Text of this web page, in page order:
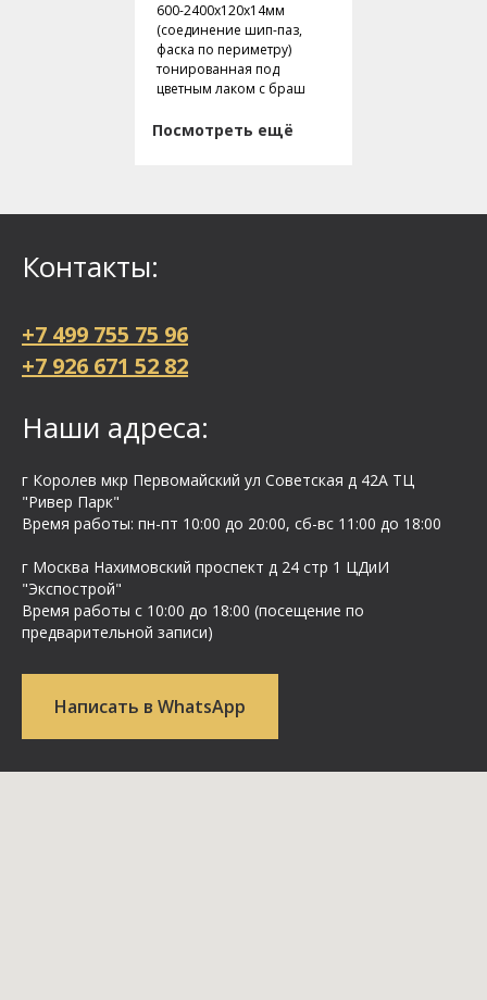
600-2400х120х14мм
(соединение шип-паз,
фаска по периметру)
тонированная под
цветным лаком с браш
Посмотреть ещё
Контакты:
+7 499 755 75 96
+7 926 671 52 82
Наши адреса:
г Королев мкр Первомайский ул Cоветская д 42А ТЦ
"Ривер Парк"
Время работы: пн-пт 10:00 до 20:00, сб-вс 11:00 до 18:00
г Москва Нахимовский проспект д 24 стр 1 ЦДиИ
"Экспострой"
Время работы с 10:00 до 18:00 (посещение по
предварительной записи)
Написать в WhatsApp